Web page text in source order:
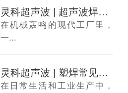
灵科超声波 | 超声波焊接常用功能
在机械轰鸣的现代工厂里，
一...
灵科超声波 | 塑焊常见焊接方式
在日常生活和工业生产中，